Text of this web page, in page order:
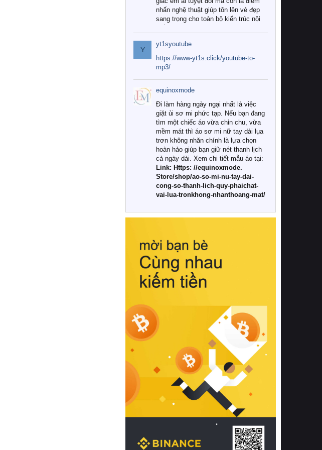
nhấn nghệ thuật giúp tôn lên vẻ đẹp
sang trọng cho toàn bộ kiến trúc nội
Tuy nhiên, giữa thị trường đa dạng
với vô vàn thương hiệu và mẫu mã
như hiện nay, làm thế nào để chọn
được những bộ chăn ga gối đệm cao
cấp thực sự chất lượng, phù hợp với
khí hậu và nhu cầu sử dụng của gia
đình? Hãy cùng chúng tôi đi tìm lời
giải đáp chi tiết qua bài viết dưới đây.
1. Tại sao các gia đình hiện đại lại ưa
chuộng chăn ga gối đệm cao cấp?
Khác với các dòng sản phẩm thông
thường, những bộ chăn ga gối đệm
cao cấp trải qua quy trình sản xuất
nghiêm ngặt từ khâu chọn lọc nguyên
liệu tự nhiên đến công nghệ dệt
nhuộm hiện đại không chứa hóa chất
này, bạn sẽ cảm nhận rõ rệt sự khác
hồi chuẩn xác của phần đệm nâng đỡ
cột sống.
Bên cạnh đó, việc lựa chọn các dòng
sản phẩm đạt chuẩn chất lượng quốc
tế còn giúp ngăn ngừa tình trạng kích
khuẩn và nấm mốc trong điều kiện
thời tiết nóng ẩm. Bạn có thể tìm hiểu
thêm các nghiên cứu khoa học về tác
động của giấc ngủ và môi trường
phòng ngủ đối với sức khỏe con
người tại Sleep Foundation (External
Link) để có cái nhìn toàn diện hơn.
2. Các tiêu chí vàng khi lựa chọn
chăn ga gối đệm cao cấp cho phòng
ngủ
Để sở hữu một bộ chăn ga gối đệm
cao cấp hoàn hảo cả về thẩm mỹ lẫn
công năng, người tiêu dùng cần cân
nhắc kỹ lưỡng các tiêu chí quan trọng
Y
yt1syoutube
https://www-yt1s.click/youtube-to-
mp3/
equinoxmode
Đi làm hàng ngày ngại nhất là việc
giặt ủi sơ mi phức tạp. Nếu bạn đang
tìm một chiếc áo vừa chỉn chu, vừa
mềm mát thì áo sơ mi nữ tay dài lụa
trơn không nhăn chính là lựa chọn
hoàn hảo giúp bạn giữ nét thanh lịch
cả ngày dài. Xem chi tiết mẫu áo tại:
Link: Https: //equinoxmode.
Store/shop/ao-so-mi-nu-tay-dai-
cong-so-thanh-lich-quy-phaichat-
vai-lua-tronkhong-nhanthoang-mat/